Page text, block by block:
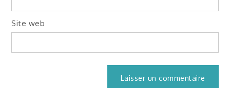
Site web